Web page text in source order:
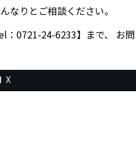
なりとご相談ください。
0721-24-6233】まで、 お
X